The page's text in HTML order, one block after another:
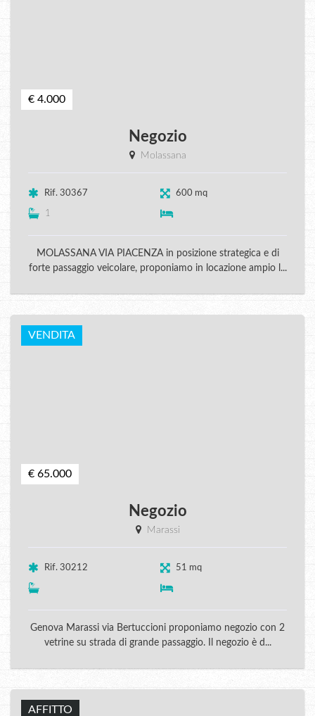
€ 4.000
Negozio
Molassana
Rif. 30367 600 mq
1
MOLASSANA VIA PIACENZA in posizione strategica e di
forte passaggio veicolare, proponiamo in locazione ampio l...
VENDITA
€ 65.000
Negozio
Marassi
Rif. 30212 51 mq
Genova Marassi via Bertuccioni proponiamo negozio con 2
vetrine su strada di grande passaggio. Il negozio è d...
AFFITTO